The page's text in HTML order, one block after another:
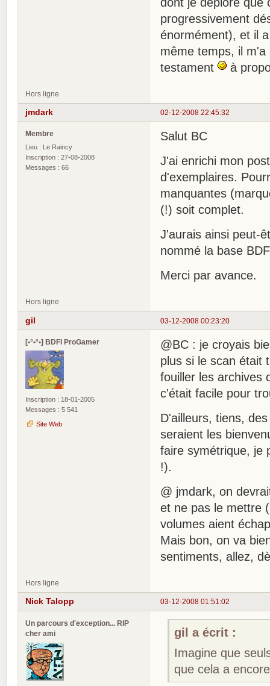
progressivement
énormément), et il
même temps, il
testament
à
Hors ligne
02-12-2008 22:45:32
jmdark
Membre
Lieu : Le Raincy
Inscription : 27-08-2008
Messages : 66
Salut BC
J'ai enrichi mon
d'exemplaires.
manquantes
(!) soit complet.
J'aurais ainsi peut-
nommé la base
Merci par avance.
Hors ligne
03-12-2008 00:23:20
gil
[•°•°•] BDFI ProGamer
Inscription : 18-01-2005
Messages : 5 541
Site Web
@BC : je croyais
plus si le scan était
fouiller les archives
c'était facile pour
D'ailleurs, tiens,
seraient les
faire symétrique, je
!).
@ jmdark, on
et ne pas le mettre
volumes aient
Mais bon, on va
sentiments, allez,
Hors ligne
03-12-2008 01:51:02
Nick Talopp
Un parcours d'exception... RIP
cher ami
gil a écrit :
Imagine que
que cela a